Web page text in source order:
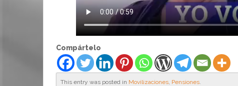
Compártelo
This entry was posted in Movilizaciones Pensiones